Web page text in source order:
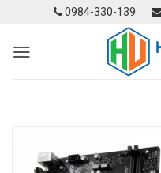
content
0984-330-139